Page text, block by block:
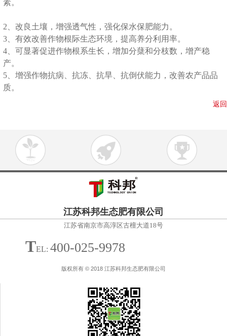
素。
2、改良土壤，增强透气性，强化保水保肥能力。
3、有效改善作物根际生态环境，提高养分利用率。
4、可显著促进作物根系生长，增加分蘖和分枝数，增产稳
产。
5、增强作物抗病、抗冻、抗旱、抗倒伏能力，改善农产品品
质。
返回
江苏科邦生态肥有限公司
江苏省南京市高淳区古檀大道18号
TEL: 400-025-9978
版权所有 © 2018 江苏科邦生态肥有限公司